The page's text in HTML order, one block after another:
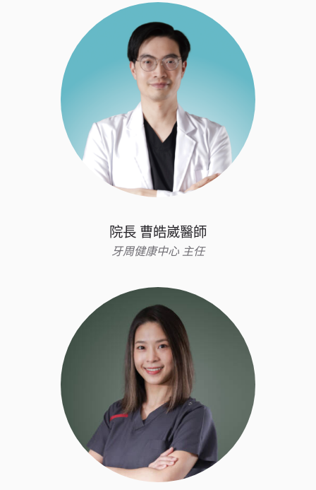
院長 曹皓崴醫師
牙周健康中心 主任